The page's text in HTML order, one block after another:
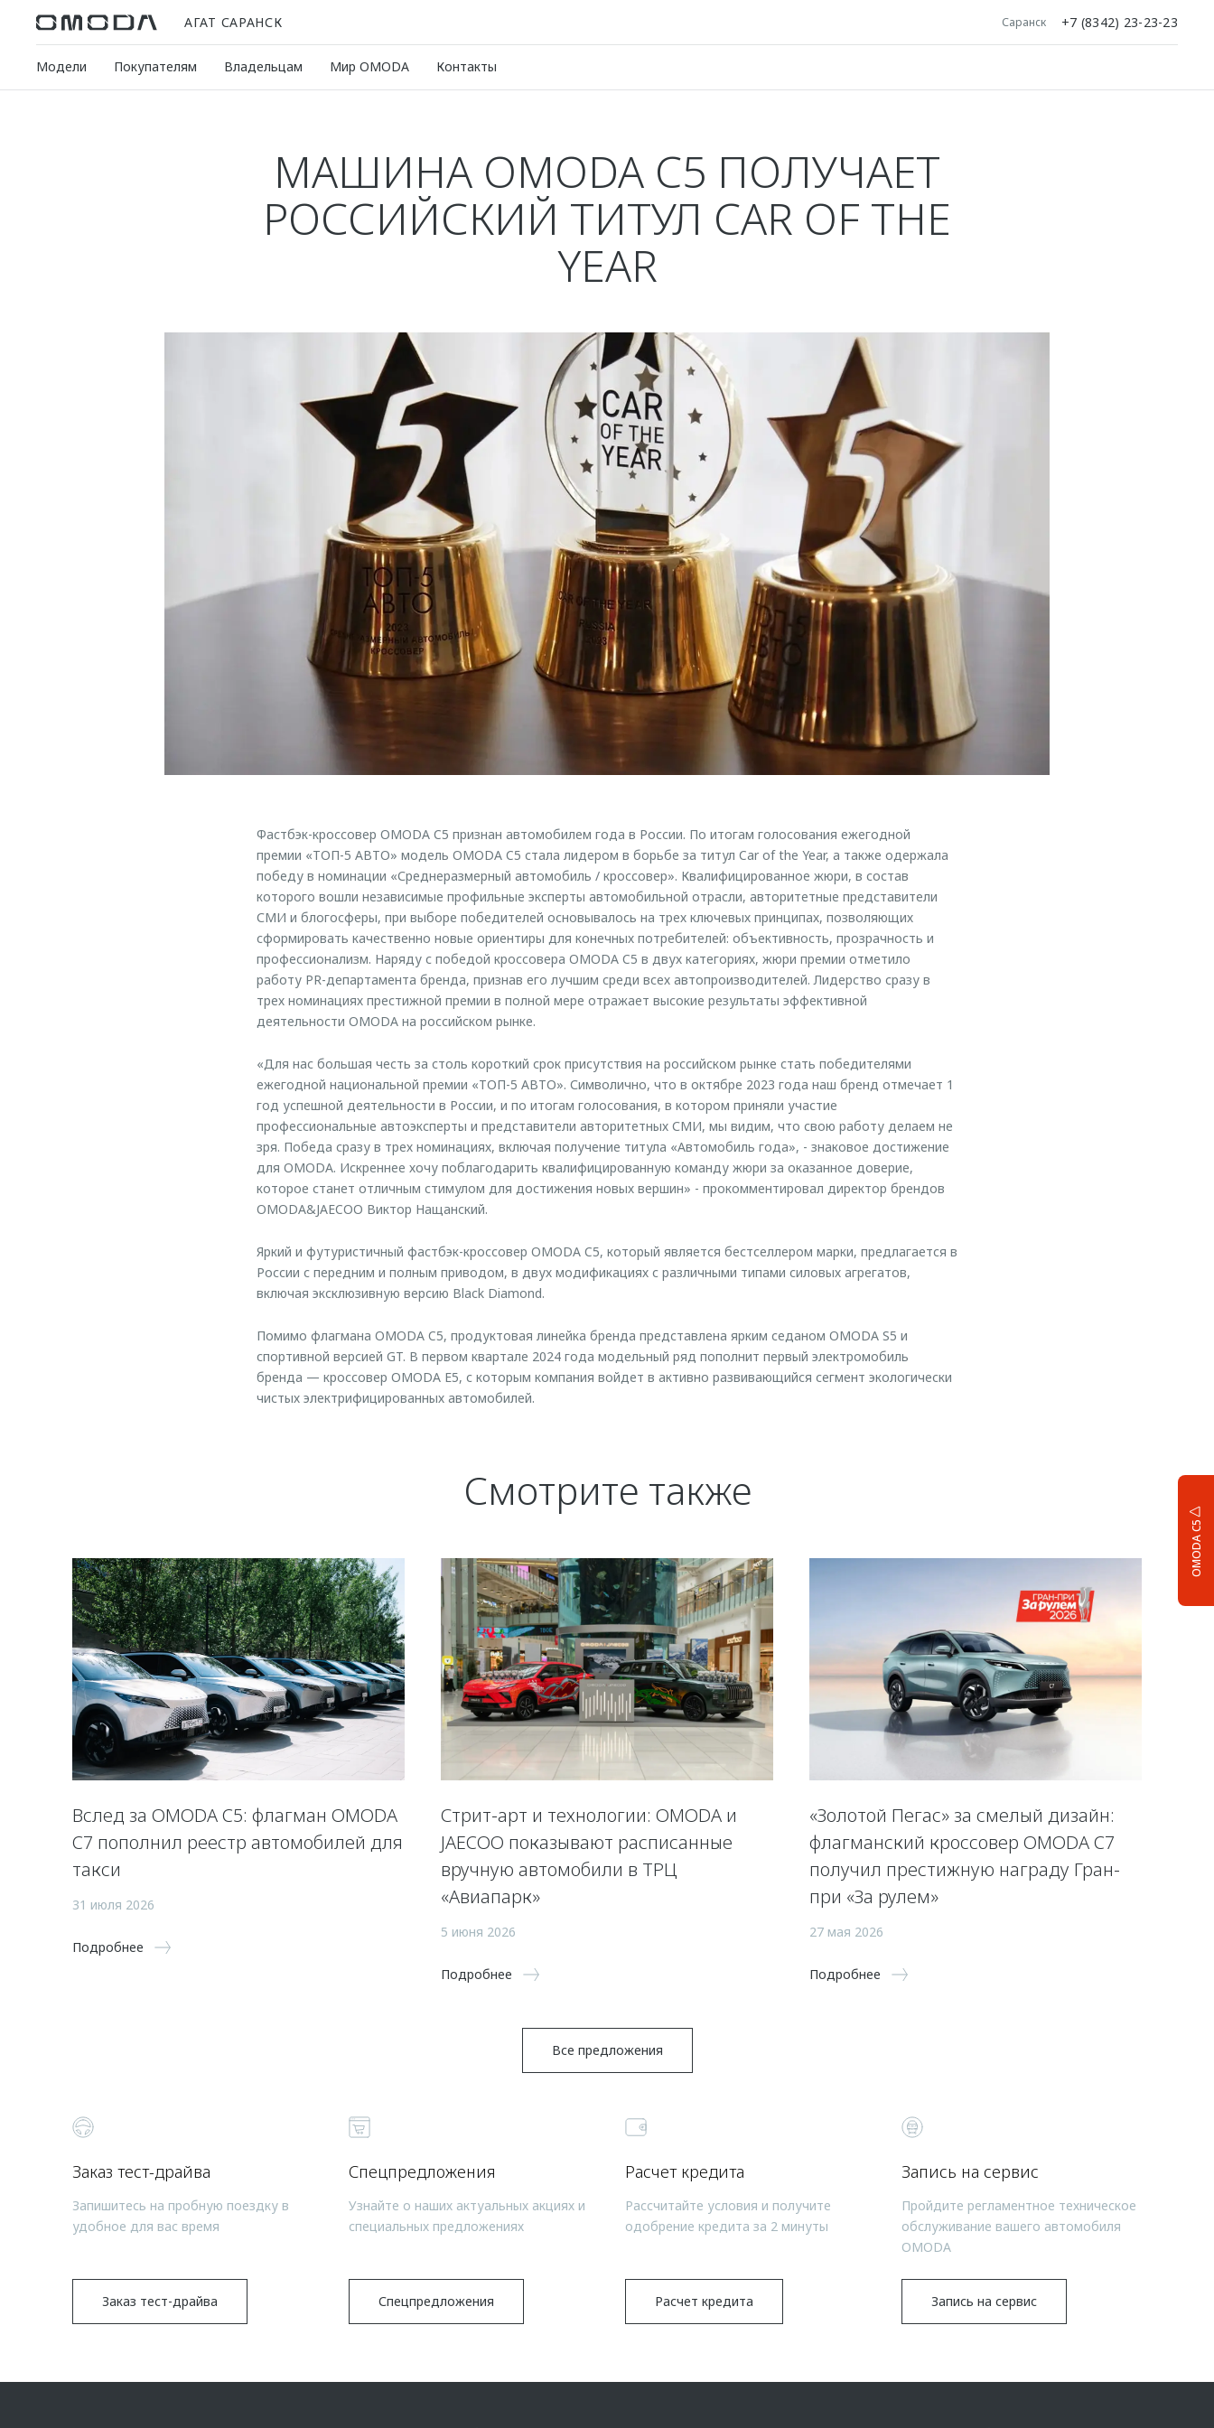
АГАТ САРАНСК Саранск +7 (8342) 23-23-23
Модели Покупателям Владельцам Мир OMODA Контакты
OMODA C5
МАШИНА OMODA C5 ПОЛУЧАЕТ
РОССИЙСКИЙ ТИТУЛ CAR OF THE
YEAR
Фастбэк-кроссовер OMODA C5 признан автомобилем года в России. По итогам голосования ежегодной
премии «ТОП-5 АВТО» модель OMODA C5 стала лидером в борьбе за титул Car of the Year, а также одержала
победу в номинации «Среднеразмерный автомобиль / кроссовер». Квалифицированное жюри, в состав
которого вошли независимые профильные эксперты автомобильной отрасли, авторитетные представители
СМИ и блогосферы, при выборе победителей основывалось на трех ключевых принципах, позволяющих
сформировать качественно новые ориентиры для конечных потребителей: объективность, прозрачность и
профессионализм. Наряду с победой кроссовера OMODA C5 в двух категориях, жюри премии отметило
работу PR-департамента бренда, признав его лучшим среди всех автопроизводителей. Лидерство сразу в
трех номинациях престижной премии в полной мере отражает высокие результаты эффективной
деятельности OMODA на российском рынке.
«Для нас большая честь за столь короткий срок присутствия на российском рынке стать победителями
ежегодной национальной премии «ТОП-5 АВТО». Символично, что в октябре 2023 года наш бренд отмечает 1
год успешной деятельности в России, и по итогам голосования, в котором приняли участие
профессиональные автоэксперты и представители авторитетных СМИ, мы видим, что свою работу делаем не
зря. Победа сразу в трех номинациях, включая получение титула «Автомобиль года», - знаковое достижение
для OMODA. Искреннее хочу поблагодарить квалифицированную команду жюри за оказанное доверие,
которое станет отличным стимулом для достижения новых вершин» - прокомментировал директор брендов
OMODA&JAECOO Виктор Нащанский.
Яркий и футуристичный фастбэк-кроссовер OMODA C5, который является бестселлером марки, предлагается в
России с передним и полным приводом, в двух модификациях с различными типами силовых агрегатов,
включая эксклюзивную версию Black Diamond.
Помимо флагмана OMODA C5, продуктовая линейка бренда представлена ярким седаном OMODA S5 и
спортивной версией GT. В первом квартале 2024 года модельный ряд пополнит первый электромобиль
бренда — кроссовер OMODA E5, с которым компания войдет в активно развивающийся сегмент экологически
чистых электрифицированных автомобилей.
Смотрите также
Вслед за OMODA C5: флагман OMODA
C7 пополнил реестр автомобилей для
такси
31 июля 2026
Подробнее
Стрит-арт и технологии: OMODA и
JAECOO показывают расписанные
вручную автомобили в ТРЦ
«Авиапарк»
5 июня 2026
Подробнее
«Золотой Пегас» за смелый дизайн:
флагманский кроссовер OMODA C7
получил престижную награду Гран-
при «За рулем»
27 мая 2026
Подробнее
Все предложения
Заказ тест-драйва
Запишитесь на пробную поездку в
удобное для вас время
Заказ тест-драйва
Спецпредложения
Узнайте о наших актуальных акциях и
специальных предложениях
Спецпредложения
Расчет кредита
Рассчитайте условия и получите
одобрение кредита за 2 минуты
Расчет кредита
Запись на сервис
Пройдите регламентное техническое
обслуживание вашего автомобиля
OMODA
Запись на сервис